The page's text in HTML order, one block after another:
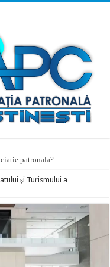
patronala?
şi Turismului a